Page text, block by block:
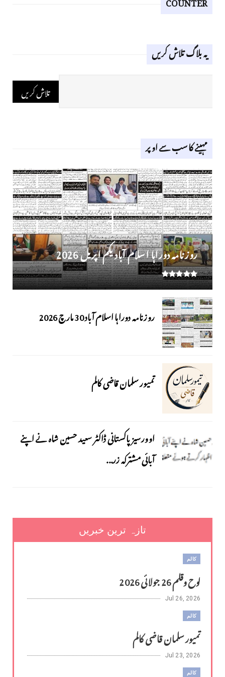
یہ بلاگ تلاش کریں
مہینے کا سب سے اوپر
روز نامہ دوراہا اسلام آباد یکم اپریل 2026
روزنامہ دوراہا اسلام آباد 30 مارچ 2026
تمیور سلمان قاضی کالم
اوورسیز پاکستانی ڈاکٹر سعید حسین شاہ نے اپنے
آبائی مشترکہ زر...
تازہ ترین خبریں
کالم
لوح وقلم 26 جولائی 2026
Jul 26, 2026
کالم
تمیور سلمان قاضی کالم
Jul 23, 2026
کالم